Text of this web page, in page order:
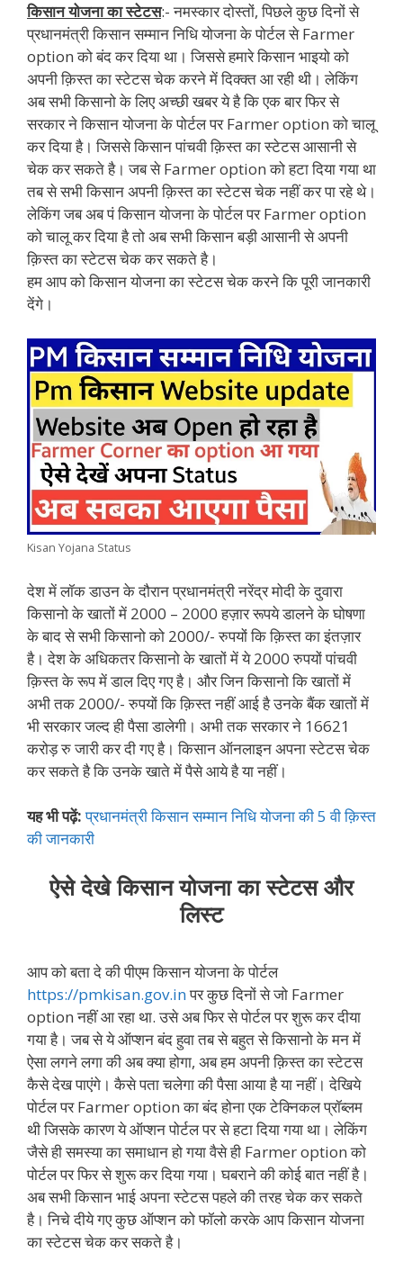
किसान योजना का स्टेटस:- नमस्कार दोस्तों, पिछले कुछ दिनों से
प्रधानमंत्री किसान सम्मान निधि योजना के पोर्टल से Farmer
option को बंद कर दिया था। जिससे हमारे किसान भाइयो को
अपनी क़िस्त का स्टेटस चेक करने में दिक्क्त आ रही थी। लेकिंग
अब सभी किसानो के लिए अच्छी खबर ये है कि एक बार फिर से
सरकार ने किसान योजना के पोर्टल पर Farmer option को चालू
कर दिया है। जिससे किसान पांचवी क़िस्त का स्टेटस आसानी से
चेक कर सकते है। जब से Farmer option को हटा दिया गया था
तब से सभी किसान अपनी क़िस्त का स्टेटस चेक नहीं कर पा रहे थे।
लेकिंग जब अब पं किसान योजना के पोर्टल पर Farmer option
को चालू कर दिया है तो अब सभी किसान बड़ी आसानी से अपनी
क़िस्त का स्टेटस चेक कर सकते है।
हम आप को किसान योजना का स्टेटस चेक करने कि पूरी जानकारी
देंगे।
Kisan Yojana Status
देश में लॉक डाउन के दौरान प्रधानमंत्री नरेंद्र मोदी के दुवारा
किसानो के खातों में 2000 – 2000 हज़ार रूपये डालने के घोषणा
के बाद से सभी किसानो को 2000/- रुपयों कि क़िस्त का इंतज़ार
है। देश के अधिकतर किसानो के खातों में ये 2000 रुपयों पांचवी
क़िस्त के रूप में डाल दिए गए है। और जिन किसानो कि खातों में
अभी तक 2000/- रुपयों कि क़िस्त नहीं आई है उनके बैंक खातों में
भी सरकार जल्द ही पैसा डालेगी। अभी तक सरकार ने 16621
करोड़ रु जारी कर दी गए है। किसान ऑनलाइन अपना स्टेटस चेक
कर सकते है कि उनके खाते में पैसे आये है या नहीं।
यह भी पढ़ें: प्रधानमंत्री किसान सम्मान निधि योजना की 5 वी क़िस्त
की जानकारी
ऐसे देखे किसान योजना का स्टेटस और
लिस्ट
आप को बता दे की पीएम किसान योजना के पोर्टल
https://pmkisan.gov.inपर कुछ दिनों से जो Farmer
option नहीं आ रहा था. उसे अब फिर से पोर्टल पर शुरू कर दीया
गया है। जब से ये ऑप्शन बंद हुवा तब से बहुत से किसानो के मन में
ऐसा लगने लगा की अब क्या होगा, अब हम अपनी क़िस्त का स्टेटस
कैसे देख पाएंगे। कैसे पता चलेगा की पैसा आया है या नहीं। देखिये
पोर्टल पर Farmer option का बंद होना एक टेक्निकल प्रॉब्लम
थी जिसके कारण ये ऑप्शन पोर्टल पर से हटा दिया गया था। लेकिंग
जैसे ही समस्या का समाधान हो गया वैसे ही Farmer option को
पोर्टल पर फिर से शुरू कर दिया गया। घबराने की कोई बात नहीं है।
अब सभी किसान भाई अपना स्टेटस पहले की तरह चेक कर सकते
है। निचे दीये गए कुछ ऑप्शन को फॉलो करके आप किसान योजना
का स्टेटस चेक कर सकते है।